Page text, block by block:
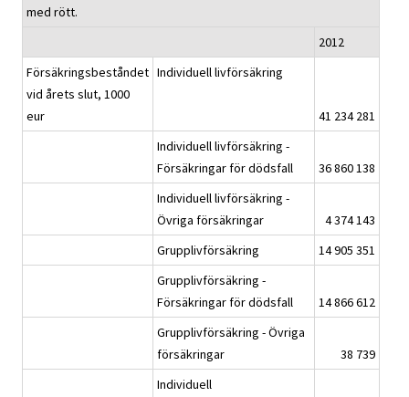
med rött.
2012
Försäkringsbeståndet
vid årets slut, 1000
eur
Individuell livförsäkring
41 234 281
Individuell livförsäkring -
Försäkringar för dödsfall
36 860 138
Individuell livförsäkring -
Övriga försäkringar
4 374 143
Grupplivförsäkring
14 905 351
Grupplivförsäkring -
Försäkringar för dödsfall
14 866 612
Grupplivförsäkring - Övriga
försäkringar
38 739
Individuell